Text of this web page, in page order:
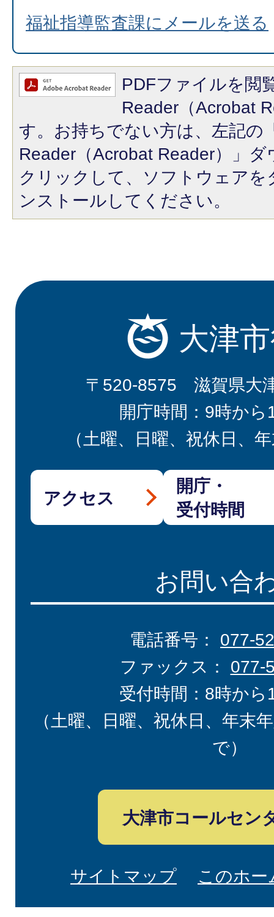
福祉指導監査課にメールを送る
PDFファイルを閲
Reader（Acrobat
す。お持ちでない方は、左記の
Reader（Acrobat Reader）」
クリックして、ソフトウェア
ンストールしてください。
大津
〒520-8575 滋賀県大
開庁時間：9時から
（土曜、日曜、祝休日、
アクセス
開庁・
受付時間
お問い合
電話番号： 077-
ファックス： 077-
受付時間：8時から
（土曜、日曜、祝休日、年末
で）
大津市コールセン
サイトマップ このホ